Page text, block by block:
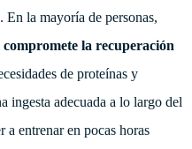
la mayoría de personas,
la recuperación
de proteínas y
ingesta adecuada a lo largo del
a entrenar en pocas horas